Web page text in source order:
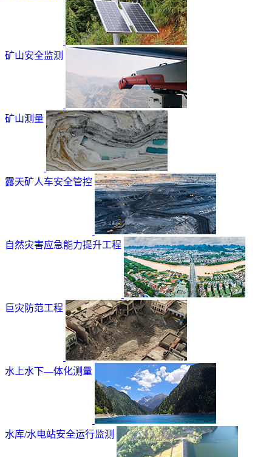
矿山安全监测
矿山测量
露天矿人车安全管控
自然灾害应急能力提升工程
巨灾防范工程
水上水下—体化测量
水库/水电站安全运行监测